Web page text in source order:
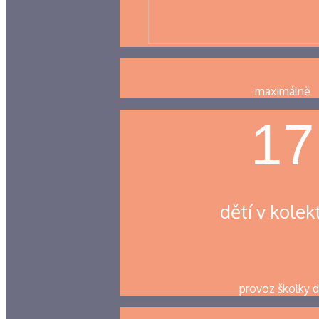
maximálně
17
dětí v
provoz školky